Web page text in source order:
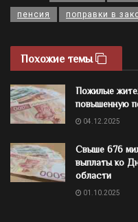
пенсия поправки в
Похожие темы
Пожилые
повышенную
04.12.2025
Свыше 676
выплаты ко
области
01.10.2025